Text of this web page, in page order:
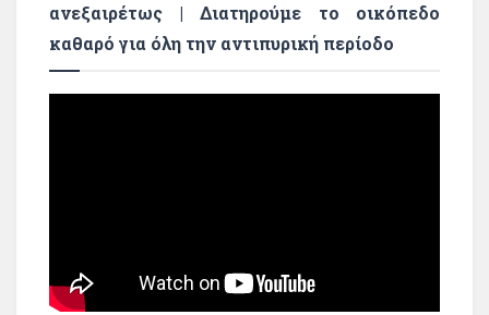
ανεξαιρέτως | Διατηρούμε το οικόπεδο
καθαρό για όλη την αντιπυρική περίοδο